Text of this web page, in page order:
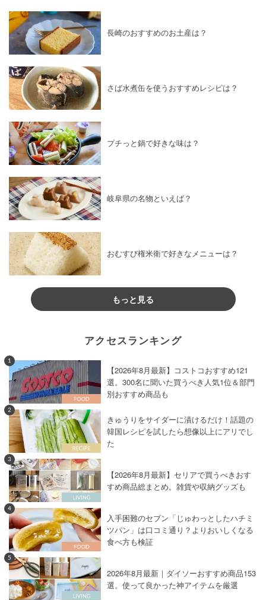
長崎のおすすめのお土産は？
さば水煮缶を使うおすすめレシピは？
プチっと鍋で好きな味は？
岐阜県の名物といえば？
おむすび権米衛で好きなメニューは？
もっと見る
アクセスランキング
1
【2026年8月最新】コストコおすすめ121
選。300名に聞いた買うべき人気1位＆部門
別おすすめ商品も
2
きゅうりをサイダーに漬けるだけ！話題の
韓国レシピを試したら想像以上にアリでし
た
3
【2026年8月最新】セリアで買うべきおす
すめ商品総まとめ。雑貨や収納グッズも
4
入手困難のセブン「じゅわっとしたハチミ
ツパン」は口コミ通り？よりおいしくなる
食べ方も検証
5
2026年8月最新｜ダイソーおすすめ商品153
選。使って良かった神アイテムを厳選